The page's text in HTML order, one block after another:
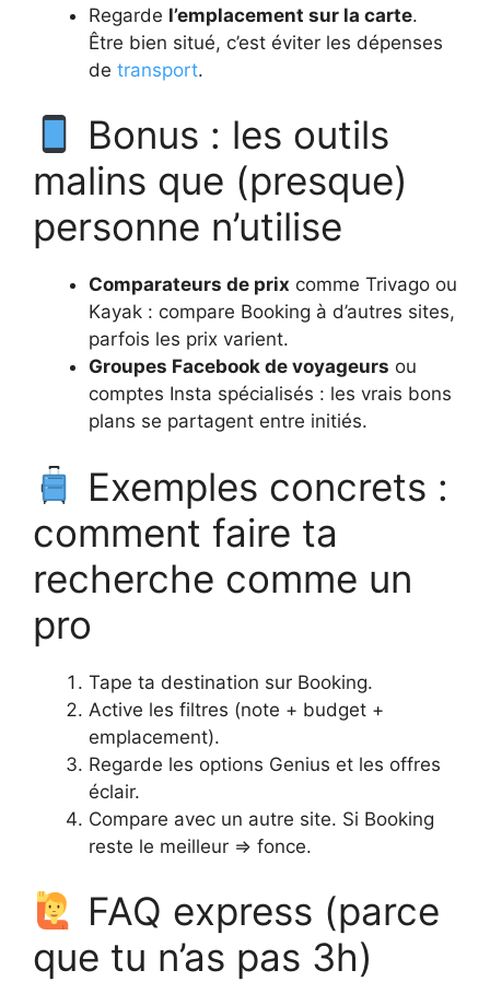
Regarde l’emplacement sur la carte.
Être bien situé, c’est éviter les dépenses
de transport.
Bonus : les outils
malins que (presque)
personne n’utilise
Comparateurs de prix comme Trivago ou
Kayak : compare Booking à d’autres sites,
parfois les prix varient.
Groupes Facebook de voyageurs ou
comptes Insta spécialisés : les vrais bons
plans se partagent entre initiés.
Exemples concrets :
comment faire ta
recherche comme un
pro
Tape ta destination sur Booking.
Active les filtres (note + budget +
emplacement).
Regarde les options Genius et les offres
éclair.
Compare avec un autre site. Si Booking
reste le meilleur => fonce.
FAQ express (parce
que tu n’as pas 3h)